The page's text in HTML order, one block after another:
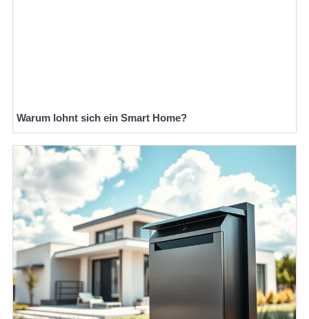
Warum lohnt sich ein Smart Home?